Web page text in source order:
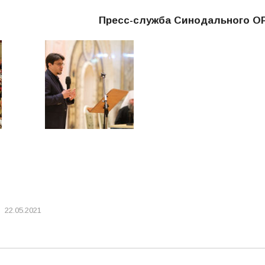
Пресс-служба Синодального
22.05.2021